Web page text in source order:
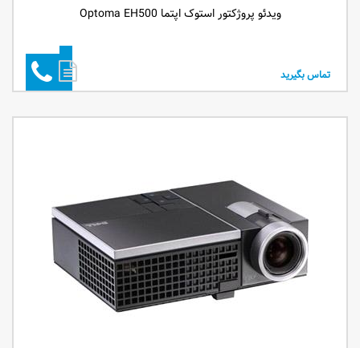
ویدئو پروژکتور استوک اپتما Optoma EH500
تماس بگیرید